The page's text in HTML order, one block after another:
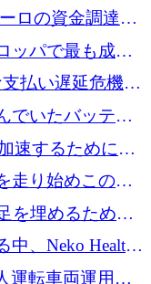
を調達
ロの資金調達
ッパで最も成功
トラー氏が発見
払い遅延危機に
を調達
でいたバッテリ
ている
速するためにシ
保
走り始めこの国
いる
を埋めるために
達
中、Neko Health
運転車両運用を